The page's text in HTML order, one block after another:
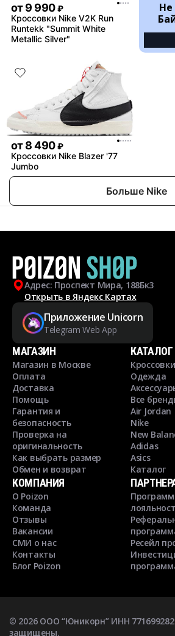
от9 990 ₽
Кроссовки Nike V2K Run
Runtekk "Summit White
Metallic Silver"
Не
от8 490 ₽
Кроссовки Nike Blazer '77
Jumbo
Больше Nike
Адрес: Проспект Мира, 188Бк3
Открыть в Яндекс Картах
Приложение Unicorn
Telegram Web App
МАГАЗИН
Магазин в Москве
Оплата
Доставка
Помощь
Гарантия и
безопасность
Проверка на
оригинальность
Как выбрать размер
Обмен и возврат
КАТАЛОГ
Кроссовки
Одежда
Все
Air Jordan
Nike
New
Adidas
Asics
Каталог
КОМПАНИЯ
О Poizon
Команда
Отзывы
Вакансии
СМИ о нас
Контакты
Блог Poizon
Ресейл
© 2026ООО “Юникорн” ИНН
защищены.